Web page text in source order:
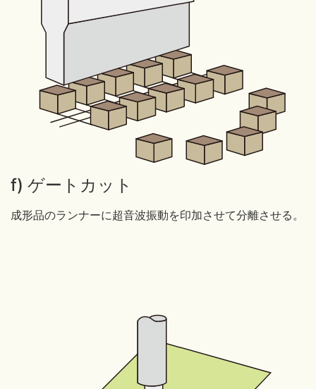
f) ゲートカット
成形品のランナーに超音波振動を印加させて分離させる。